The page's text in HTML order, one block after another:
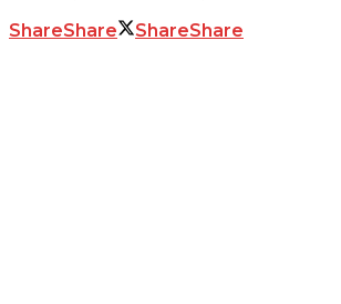
ShareShare ShareShare